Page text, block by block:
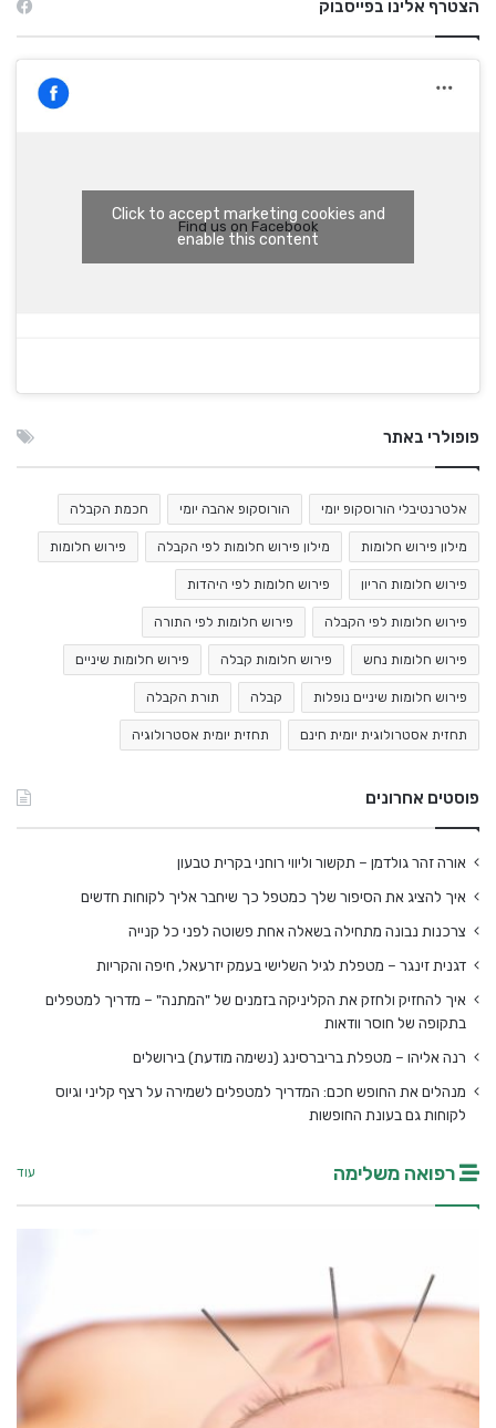
הצטרף אלינו בפייסבוק
Find us on Facebook
Click to accept marketing cookies and
enable this content
פופולרי באתר
אלטרנטיבלי הורוסקופ יומי הורוסקופ אהבה יומי חכמת הקבלה
מילון פירוש חלומות מילון פירוש חלומות לפי הקבלה פירוש חלומות
פירוש חלומות הריון פירוש חלומות לפי היהדות
פירוש חלומות לפי הקבלה פירוש חלומות לפי התורה
פירוש חלומות נחש פירוש חלומות קבלה פירוש חלומות שיניים
פירוש חלומות שיניים נופלות קבלה תורת הקבלה
תחזית אסטרולוגית יומית חינם תחזית יומית אסטרולוגיה
פוסטים אחרונים
אורה זהר גולדמן – תקשור וליווי רוחני בקרית טבעון
איך להציג את הסיפור שלך כמטפל כך שיחבר אליך לקוחות חדשים
צרכנות נבונה מתחילה בשאלה אחת פשוטה לפני כל קנייה
דגנית זינגר – מטפלת לגיל השלישי בעמק יזרעאל, חיפה והקריות
איך להחזיק ולחזק את הקליניקה בזמנים של "המתנה" – מדריך למטפלים
בתקופה של חוסר וודאות
רנה אליהו – מטפלת בריברסינג (נשימה מודעת) בירושלים
מנהלים את החופש חכם: המדריך למטפלים לשמירה על רצף קליני וגיוס
לקוחות גם בעונת החופשות
רפואה משלימה עוד